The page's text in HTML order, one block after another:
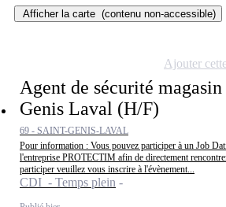
Afficher la carte (contenu non-accessible)
Agent de sécurité
Genis Laval (H/F)
69 - SAINT-GENIS-LAVAL
Pour information : Vous pouvez participer à un Job
l'entreprise PROTECTIM afin de directement
participer veuillez vous inscrire à l'évènement...
CDI - Temps plein
Ajouter